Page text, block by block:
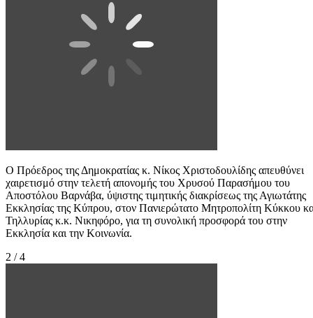
Ο Πρόεδρος της Δημοκρατίας κ. Νίκος Χριστοδουλίδης απευθύνει
χαιρετισμό στην τελετή απονομής του Χρυσού Παρασήμου του
Αποστόλου Βαρνάβα, ύψιστης τιμητικής διακρίσεως της Αγιωτάτης
Εκκλησίας της Κύπρου, στον Πανιερώτατο Μητροπολίτη Κύκκου
Τηλλυρίας κ.κ. Νικηφόρο, για τη συνολική προσφορά του στην
Εκκλησία και την Κοινωνία.
2 / 4